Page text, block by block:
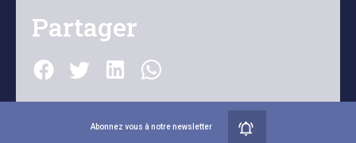
Partager
Abonnez vous à notre newsletter